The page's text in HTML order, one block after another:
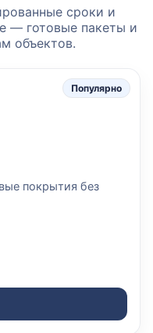
сроки и
— готовые пакеты и
объектов.
Популярно
покрытия без